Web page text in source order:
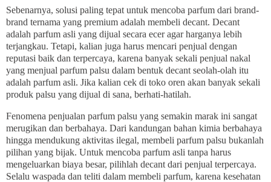
Sebenarnya, solusi paling tepat untuk mencoba parfum dari brand-
brand ternama yang premium adalah membeli decant. Decant
adalah parfum asli yang dijual secara ecer agar harganya lebih
terjangkau. Tetapi, kalian juga harus mencari penjual dengan
reputasi baik dan terpercaya, karena banyak sekali penjual nakal
yang menjual parfum palsu dalam bentuk decant seolah-olah itu
adalah parfum asli. Jika kalian cek di toko oren akan banyak sekali
produk palsu yang dijual di sana, berhati-hatilah.
Fenomena penjualan parfum palsu yang semakin marak ini sangat
merugikan dan berbahaya. Dari kandungan bahan kimia berbahaya
hingga mendukung aktivitas ilegal, membeli parfum palsu bukanlah
pilihan yang bijak. Untuk mencoba parfum asli tanpa harus
mengeluarkan biaya besar, pilihlah decant dari penjual terpercaya.
Selalu waspada dan teliti dalam membeli parfum, karena kesehatan